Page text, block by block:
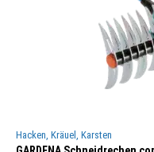
Hacken, Kräuel, Karsten